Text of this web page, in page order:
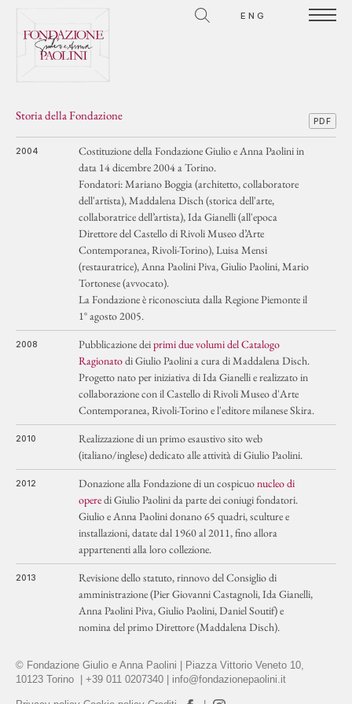
ENG
PDF
Storia della Fondazione
2004
Costituzione della Fondazione Giulio e Anna Paolini in
data 14 dicembre 2004 a Torino.
Fondatori: Mariano Boggia (architetto, collaboratore
dell'artista), Maddalena Disch (storica dell'arte,
collaboratrice dell’artista), Ida Gianelli (all'epoca
Direttore del Castello di Rivoli Museo d’Arte
Contemporanea, Rivoli-Torino), Luisa Mensi
(restauratrice), Anna Paolini Piva, Giulio Paolini, Mario
Tortonese (avvocato).
La Fondazione è riconosciuta dalla Regione Piemonte il
1° agosto 2005.
2008 Pubblicazione deiprimi due volumi del Catalogo
Ragionatodi Giulio Paolini a cura di Maddalena Disch.
Progetto nato per iniziativa di Ida Gianelli e realizzato in
collaborazione con il Castello di Rivoli Museo d'Arte
Contemporanea, Rivoli-Torino e l'editore milanese Skira.
2010
Realizzazione di un primo esaustivo sito web
(italiano/inglese) dedicato alle attività di Giulio Paolini.
2012 Donazione alla Fondazione di un cospicuonucleo di
operedi Giulio Paolini da parte dei coniugi fondatori.
Giulio e Anna Paolini donano 65 quadri, sculture e
installazioni, datate dal 1960 al 2011, fino allora
appartenenti alla loro collezione.
2013
Revisione dello statuto, rinnovo del Consiglio di
amministrazione (Pier Giovanni Castagnoli, Ida Gianelli,
Anna Paolini Piva, Giulio Paolini, Daniel Soutif) e
nomina del primo Direttore (Maddalena Disch).
approfondimenti delle opere e della poetica di Giulio
Paolini.
© Fondazione Giulio e Anna Paolini | Piazza Vittorio Veneto 10,
10123 Torino | +39 011 0207340 | info@fondazionepaolini.it